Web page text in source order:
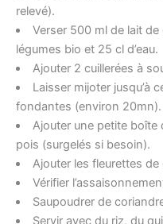
relevé).
Verser 500 ml de lait
légumes bio et 25 cl d’eau.
Ajouter 2 cuillerées à
Laisser mijoter jusqu’à
fondantes (environ 20mn).
Ajouter une petite
pois (surgelés si besoin).
Ajouter les fleurettes de
Vérifier
Saupoudrer de
Servir avec du riz, du